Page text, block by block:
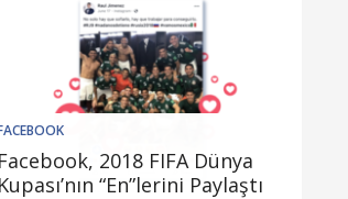
Facebook, 2018 FIFA Dünya
Kupası’nın “En”lerini Paylaştı